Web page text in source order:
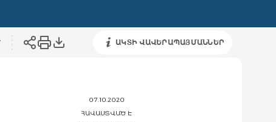
ԱԿՏԻ ՎԱՎԵՐԱՊԱՅՄԱՆՆԵՐ
07.10.2020
ՀԱՎԱՍՏՎԱԾ Է